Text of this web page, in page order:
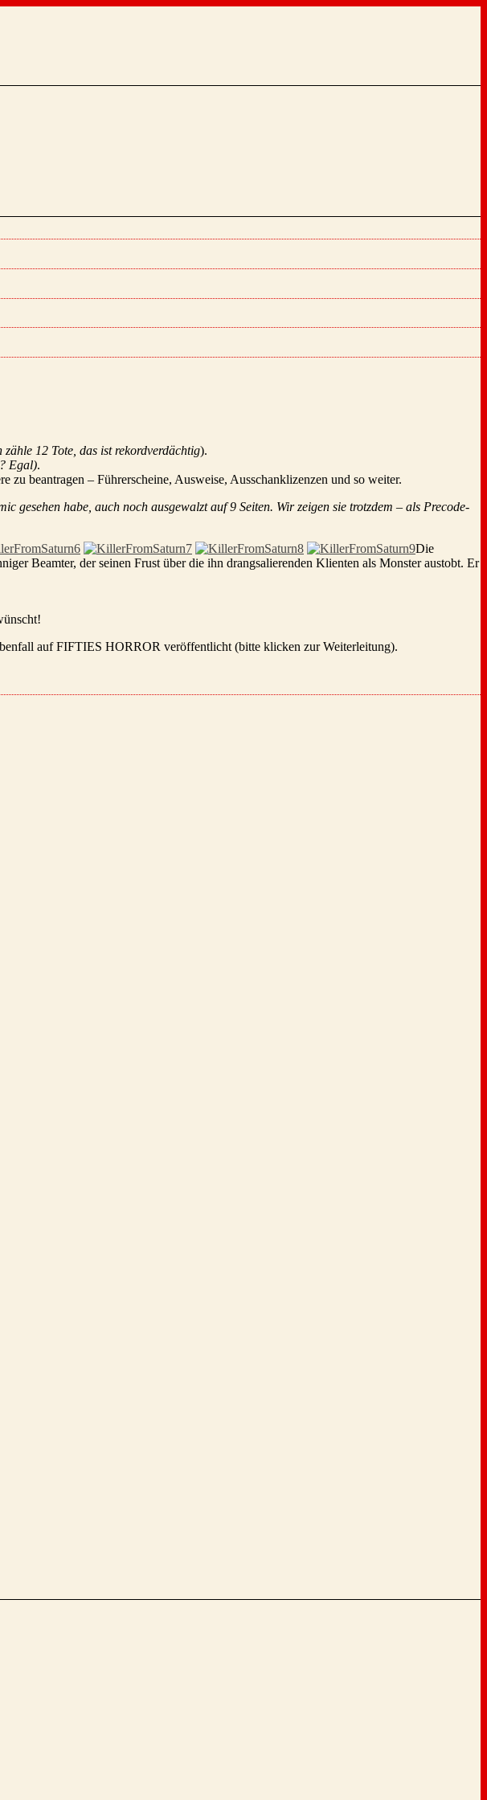
zähle 12 Tote, das ist rekordverdächtig).
Egal).
beantragen – Führerscheine, Ausweise, Ausschanklizenzen und so weiter.
habe, auch noch ausgewalzt auf 9 Seiten. Wir zeigen sie trotzdem – als Precode-
Die
Beamter, der seinen Frust über die ihn drangsalierenden Klienten als Monster austobt. Er
auf FIFTIES HORROR veröffentlicht (bitte klicken zur Weiterleitung).